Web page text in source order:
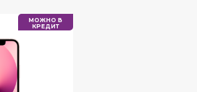
МОЖНО В
КРЕДИТ